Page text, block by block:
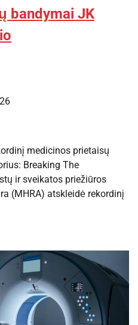
bandymai JK
medicinos prietaisų
Breaking The
ir sveikatos priežiūros
(MHRA) atskleidė rekordinį